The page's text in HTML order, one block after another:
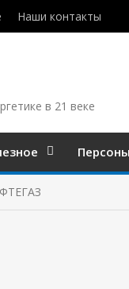
Наши контакты
в 21 веке
Персоны